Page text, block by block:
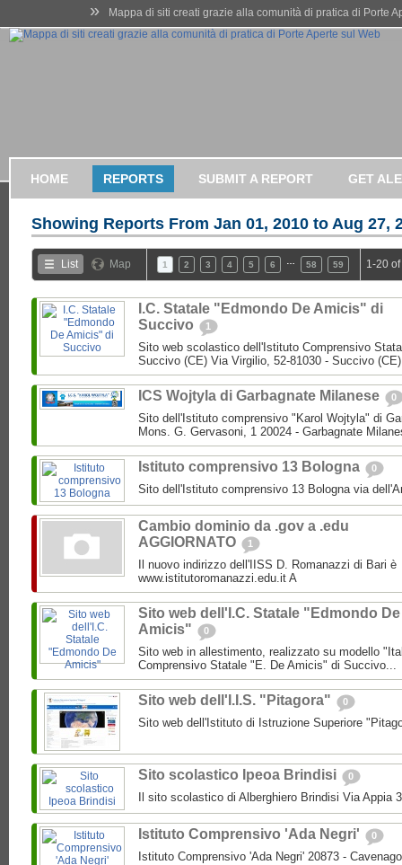
» Mappa di siti creati grazie alla comunità di pratica di Porte
HOME REPORTS SUBMIT A REPORT GET
Showing Reports From Jan 01, 2010 to Aug 27,
List Map 1 2 3 4 5 6 58 59 1-20
I.C. Statale "Edmondo De Amicis" di
Succivo
1
Sito web scolastico dell'Istituto Comprensivo
Succivo (CE) Via Virgilio, 52-81030 - Succivo
ICS Wojtyla di Garbagnate Milanese 0
Sito dell'Istituto comprensivo "Karol Wojtyla" di
Mons. G. Gervasoni, 1 20024 - Garbagnate
Istituto comprensivo 13 Bologna 0
Sito dell'Istituto comprensivo 13 Bologna via
Cambio dominio da .gov a .edu
AGGIORNATO
1
Il nuovo indirizzo dell'IISS D. Romanazzi di Bari è
www.istitutoromanazzi.edu.it A
Sito web dell'I.C. Statale "Edmondo De
Amicis"
0
Sito web in allestimento, realizzato su modello
Comprensivo Statale "E. De Amicis" di Succivo...
Sito web dell'I.I.S. "Pitagora" 0
Sito web dell'Istituto di Istruzione Superiore
Sito scolastico Ipeoa Brindisi 0
Il sito scolastico di Alberghiero Brindisi Via Appia
Istituto Comprensivo 'Ada Negri' 0
Istituto Comprensivo 'Ada Negri' 20873 -